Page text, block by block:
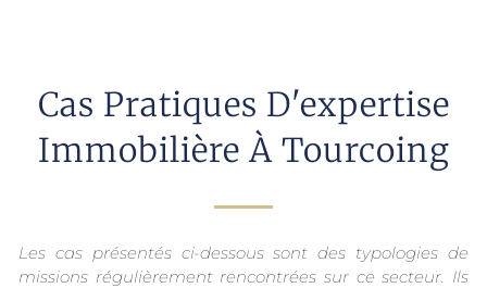
Cas Pratiques D'expertise
Immobilière À Tourcoing
Les cas présentés ci-dessous sont des typologies de
missions régulièrement rencontrées sur ce secteur. Ils